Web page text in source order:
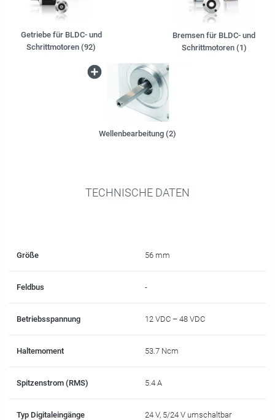
Getriebe für BLDC- und
Schrittmotoren (92)
Bremsen für BLDC- und
Schrittmotoren (1)
Wellenbearbeitung (2)
TECHNISCHE DATEN
Größe 56 mm
Feldbus -
Betriebsspannung 12 VDC – 48 VDC
Haltemoment 53.7 Ncm
Spitzenstrom (RMS) 5.4 A
Typ Digitaleingänge 24 V, 5/24 V umschaltbar